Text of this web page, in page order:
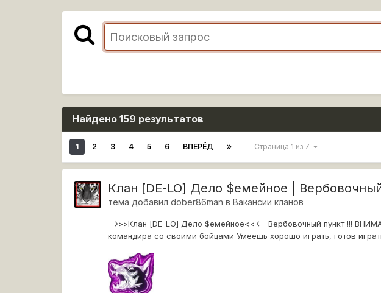
Найдено 159 результатов
1 2 3 4 5 6 ВПЕРЁД Страница 1 из 7
Клан [DE-LO] Дело $емейное |
тема добавилdober86man вВакансии кланов
-->>>Клан [DE-LO] Дело $емейное<<<-- Вербовочный пункт !!!
командира со своими бойцами Умеешь хорошо играть, готов